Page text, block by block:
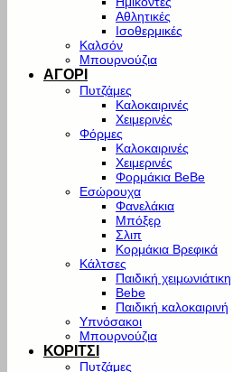
Αθλητικές
Ισοθερμικές
Καλσόν
Μπουρνούζια
ΑΓΟΡΙ
Πυτζάμες
Καλοκαιρινές
Χειμερινές
Φόρμες
Καλοκαιρινές
Χειμερινές
Φορμάκια BeBe
Εσώρουχα
Φανελάκια
Μπόξερ
Σλιπ
Κορμάκια Βρεφικά
Κάλτσες
Παιδική χειμωνιάτικη
Bebe
Παιδική καλοκαιρινή
Υπνόσακοι
Μπουρνούζια
ΚΟΡΙΤΣΙ
Πυτζάμες